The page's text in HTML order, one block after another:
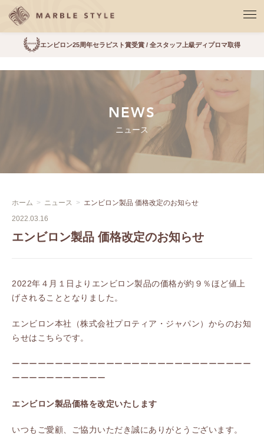
エンビロン25周年セラピスト賞受賞 / 全スタッフ上級ディプロマ取得
NEWS
ニュース
ホーム ニュース
エンビロン製品 価格改定のお知らせ
2022.03.16
エンビロン製品 価格改定のお知らせ
2022年４月１日よりエンビロン製品の価格が約９％ほど値上
げされることとなりました。
エンビロン本社（株式会社プロティア・ジャパン）からのお知
らせはこちらです。
ーーーーーーーーーーーーーーーーーーーーーーーーーーーー
ーーーーーーーーーーー
エンビロン製品価格を改定いたします
いつもご愛顧、ご協力いただき誠にありがとうございます。